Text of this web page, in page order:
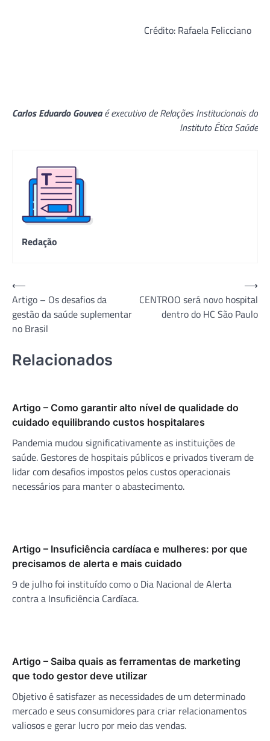
Crédito: Rafaela Felicciano
Carlos Eduardo Gouveaé executivo de Relações Institucionais do
Instituto Ética Saúde
Redação
Navegação
de
Post
⟵
Artigo – Os desafios da
gestão da saúde suplementar
no Brasil
CENTROO será novo hospital
dentro do HC São Paulo
⟶
Relacionados
Artigo – Como garantir alto nível de qualidade do
cuidado equilibrando custos hospitalares
Pandemia mudou significativamente as instituições de
saúde. Gestores de hospitais públicos e privados tiveram de
lidar com desafios impostos pelos custos operacionais
necessários para manter o abastecimento.
Artigo – Insuficiência cardíaca e mulheres: por que
precisamos de alerta e mais cuidado
9 de julho foi instituído como o Dia Nacional de Alerta
contra a Insuficiência Cardíaca.
Artigo – Saiba quais as ferramentas de marketing
que todo gestor deve utilizar
Objetivo é satisfazer as necessidades de um determinado
mercado e seus consumidores para criar relacionamentos
valiosos e gerar lucro por meio das vendas.